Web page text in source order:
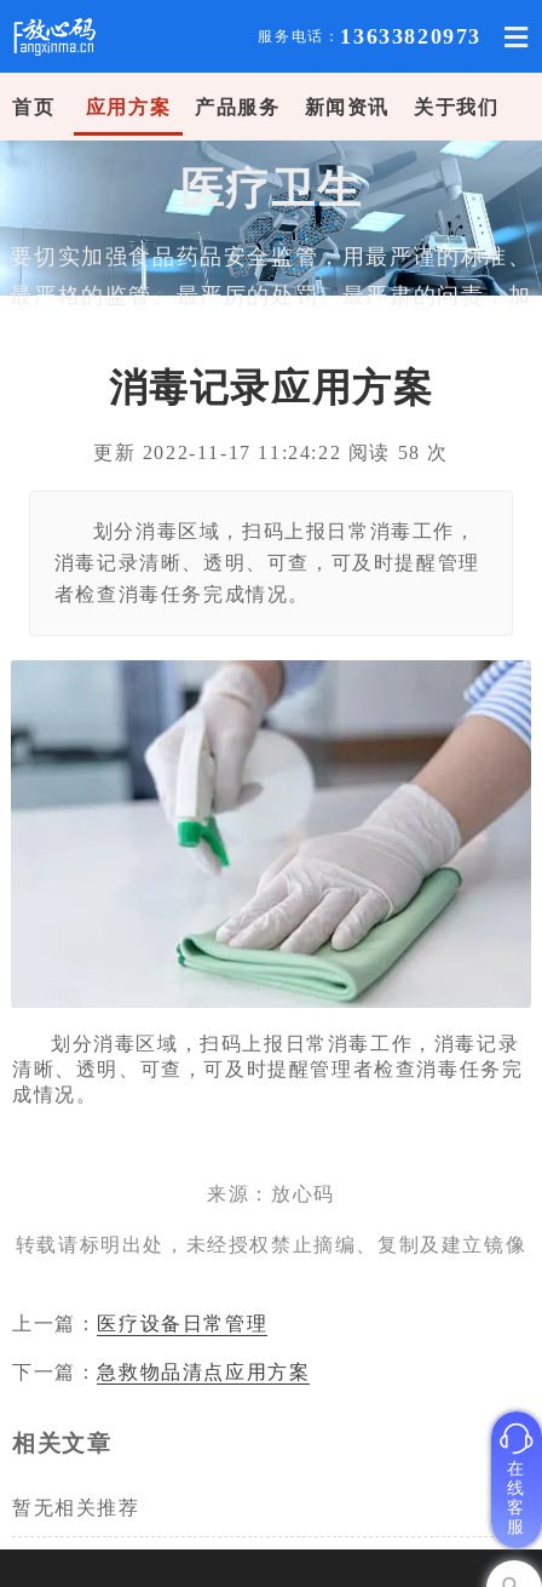
服务电话： 13633820973
首页 应用方案 产品服务 新闻资讯 关于我们
医疗卫生
要切实加强食品药品安全监管，用最严谨的标准、
最严格的监管、最严厉的处罚、最严肃的问责，加
农田到餐桌、从实验室到医院的每一道防线。
——习近平
消毒记录应用方案
更新 2022-11-17 11:24:22 阅读 58 次
划分消毒区域，扫码上报日常消毒工作，
消毒记录清晰、透明、可查，可及时提醒管理
者检查消毒任务完成情况。
划分消毒区域，扫码上报日常消毒工作，消毒记录
清晰、透明、可查，可及时提醒管理者检查消毒任务完
成情况。
来源：放心码
转载请标明出处，未经授权禁止摘编、复制及建立镜像
上一篇： 医疗设备日常管理
下一篇：急救物品清点应用方案
相关文章
暂无相关推荐
在
线
客
服